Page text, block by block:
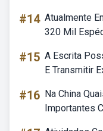
#14 Atualmente
320 Mil
#15 A Escrita
E Transmitir
#16 Na China
Importantes